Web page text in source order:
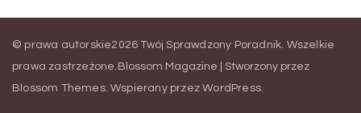
© prawa autorskie2026Twój Sprawdzony Poradnik. Wszelkie
prawa zastrzeżone. Blossom Magazine | Stworzony przez
Blossom Themes. Wspierany przezWordPress.